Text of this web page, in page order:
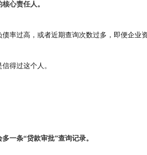
心责任人。
率过高，或者近期查询次数过多，即便企业
得过这个人。
多一条“贷款审批”查询记录。